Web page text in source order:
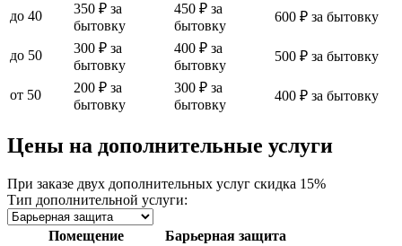
до 40
350 ₽ за
бытовку
450 ₽ за
бытовку
600 ₽ за бытовку
до 50
300 ₽ за
бытовку
400 ₽ за
бытовку
500 ₽ за бытовку
от 50
200 ₽ за
бытовку
300 ₽ за
бытовку
400 ₽ за бытовку
Цены на дополнительные услуги
При заказе двух дополнительных услуг скидка 15%
Тип дополнительной услуги:
Помещение Барьерная защита